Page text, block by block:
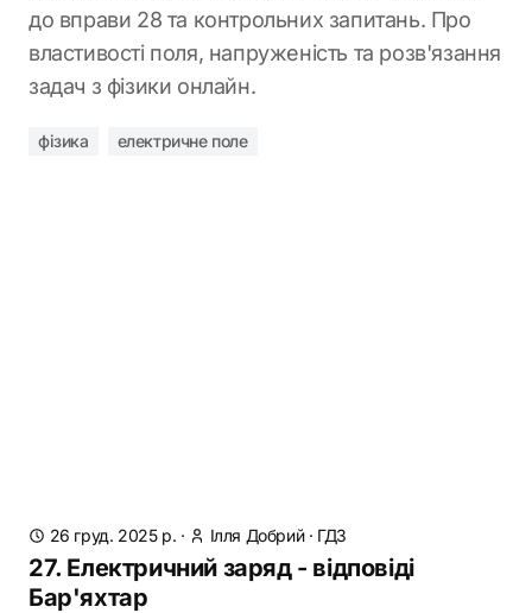
до вправи 28 та контрольних запитань. Про
властивості поля, напруженість та розв'язання
задач з фізики онлайн.
фізика електричне поле
26 груд. 2025 р. · Ілля Добрий· ГДЗ
27. Електричний заряд - відповіді
Бар'яхтар